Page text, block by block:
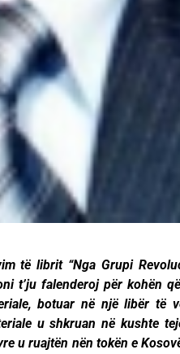
të librit “Nga Grupi
t’ju falenderoj për kohën
botuar në një libër të
u shkruan në kushte
u ruajtën nën tokën e